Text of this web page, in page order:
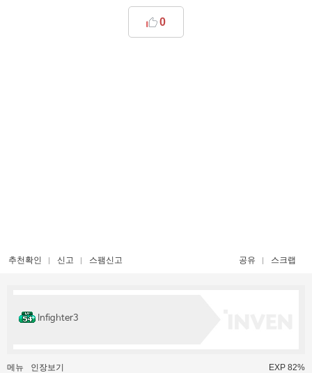
0
추천확인 신고 스팸신고 공유 스크랩
Infighter3
메뉴 인장보기 EXP 82%